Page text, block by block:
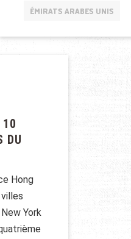
ÉMIRATS ARABES UNIS
10
DU
Hong
York